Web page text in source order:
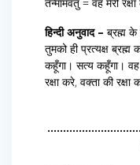
तन्मामवतु = वह मेरी
हिन्दी अनुवाद – ब्रह्म के
तुमको ही प्रत्यक्ष ब्रह्म
कहूँगा। सत्य कहूँगा। वह
रक्षा करे, वक्ता की रक्षा